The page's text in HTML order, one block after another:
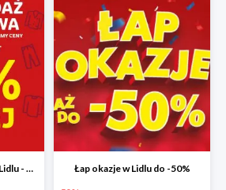
Sezonowa wyprzedaż w Lidlu - drugi produkt -80% Łap okazje w Lidlu do -50%